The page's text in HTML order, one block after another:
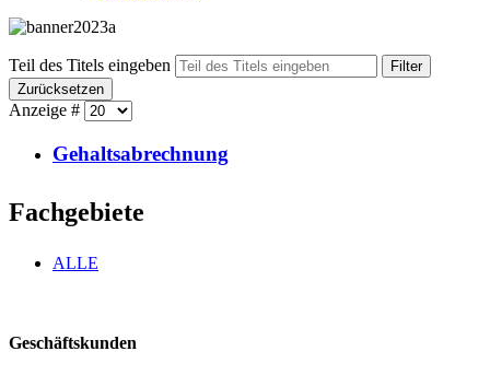
Teil des Titels eingeben
Filter
Zurücksetzen
Anzeige #
Gehaltsabrechnung
Fachgebiete
ALLE
Geschäftskunden